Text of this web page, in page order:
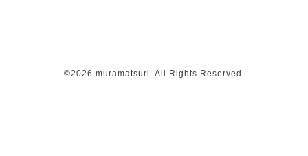
©2026 muramatsuri . All Rights Reserved.